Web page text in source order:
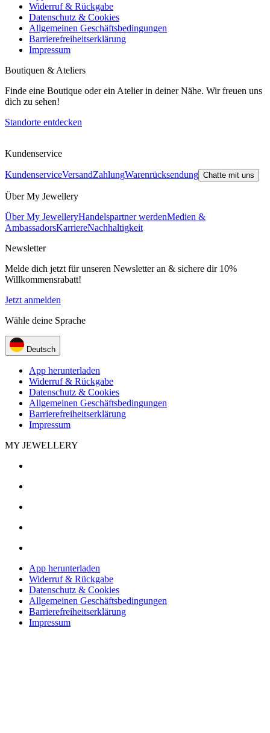
Widerruf & Rückgabe
Datenschutz & Cookies
Allgemeinen Geschäftsbedingungen
Barrierefreiheitserklärung
Impressum
Boutiquen & Ateliers
Finde eine Boutique oder ein Atelier in deiner Nähe. Wir freuen uns
dich zu sehen!
Standorte entdecken
Kundenservice
KundenserviceVersandZahlungWarenrücksendung Chatte mit uns
Über My Jewellery
Über My JewelleryHandelspartner werdenMedien &
AmbassadorsKarriereNachhaltigkeit
Newsletter
Melde dich jetzt für unseren Newsletter an & sichere dir 10%
Willkommensrabatt!
Jetzt anmelden
Wähle deine Sprache
Deutsch
App herunterladen
Widerruf & Rückgabe
Datenschutz & Cookies
Allgemeinen Geschäftsbedingungen
Barrierefreiheitserklärung
Impressum
MY JEWELLERY
App herunterladen
Widerruf & Rückgabe
Datenschutz & Cookies
Allgemeinen Geschäftsbedingungen
Barrierefreiheitserklärung
Impressum